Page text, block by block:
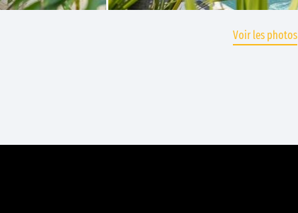
Voir les photos